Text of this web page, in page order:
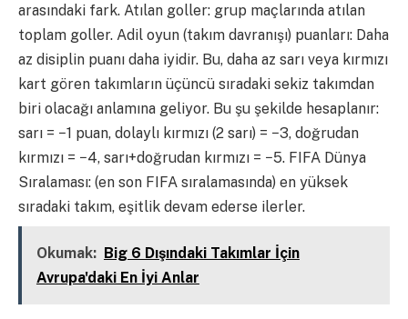
arasındaki fark. Atılan goller: grup maçlarında atılan
toplam goller. Adil oyun (takım davranışı) puanları: Daha
az disiplin puanı daha iyidir. Bu, daha az sarı veya kırmızı
kart gören takımların üçüncü sıradaki sekiz takımdan
biri olacağı anlamına geliyor. Bu şu şekilde hesaplanır:
sarı = −1 puan, dolaylı kırmızı (2 sarı) = −3, doğrudan
kırmızı = −4, sarı+doğrudan kırmızı = −5. FIFA Dünya
Sıralaması: (en son FIFA sıralamasında) en yüksek
sıradaki takım, eşitlik devam ederse ilerler.
Okumak: Big 6 Dışındaki Takımlar İçin
Avrupa'daki En İyi Anlar